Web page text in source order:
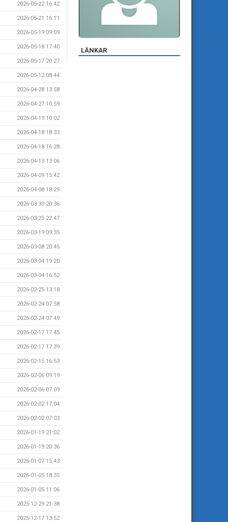
2026-05-22 16:42
2026-05-21 16:11
2026-05-19 09:09
2026-05-18 17:40
2026-05-17 20:27
2026-05-12 08:44
2026-04-28 13:58
2026-04-27 10:59
2026-04-19 10:02
2026-04-18 18:33
2026-04-18 16:28
2026-04-13 13:06
2026-04-09 15:42
2026-04-08 18:29
2026-03-30 20:36
2026-03-25 22:47
2026-03-19 09:35
2026-03-08 20:45
2026-03-04 19:20
2026-03-04 16:52
2026-02-25 13:18
2026-02-24 07:58
2026-02-24 07:49
2026-02-17 17:45
2026-02-17 17:39
2026-02-15 16:53
2026-02-06 09:19
2026-02-06 07:09
2026-02-02 17:04
2026-02-02 07:03
2026-01-19 21:02
2026-01-19 20:36
2026-01-07 15:43
2026-01-05 18:35
2026-01-05 11:06
2025-12-29 21:38
2025-12-17 13:52
LÄNKAR